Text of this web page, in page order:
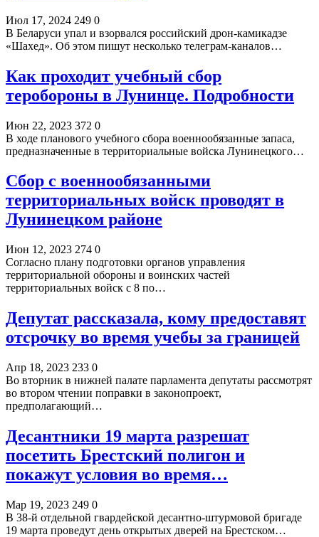
Июл 17, 2024 249 0
В Беларуси упал и взорвался российский дрон-камикадзе
«Шахед». Об этом пишут несколько телеграм-каналов…
Как проходит учебный сбор
теробороны в Лунинце. Подробности
Июн 22, 2023 372 0
В ходе планового учебного сбора военнообязанные запаса,
предназначенные в территориальные войска Лунинецкого…
Сбор с военнообязанными
территориальных войск проводят в
Лунинецком районе
Июн 12, 2023 274 0
Согласно плану подготовки органов управления
территориальной обороны и воинских частей
территориальных войск с 8 по…
Депутат рассказала, кому предоставят
отсрочку во время учебы за границей
Апр 18, 2023 233 0
Во вторник в нижней палате парламента депутаты рассмотрят
во втором чтении поправки в законопроект,
предполагающий…
Десантники 19 марта разрешат
посетить Брестский полигон и
покажут условия во время…
Мар 19, 2023 249 0
В 38-й отдельной гвардейской десантно-штурмовой бригаде
19 марта проведут день открытых дверей на Брестском…